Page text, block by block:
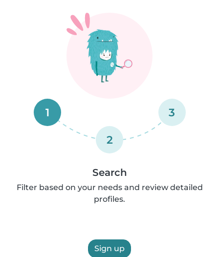
1
2
3
Search
Filter based on your needs and review detailed
profiles.
Sign up